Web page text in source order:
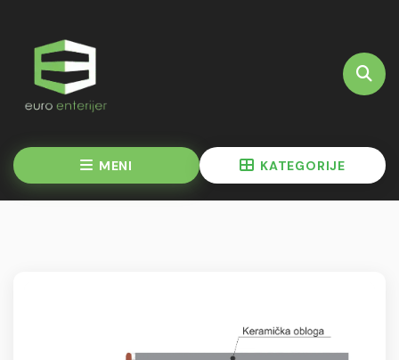
MENI KATEGORIJE